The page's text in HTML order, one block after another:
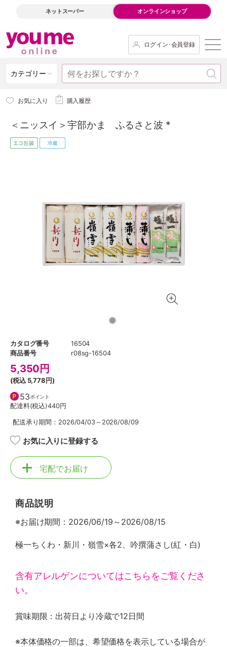
ネットスーパー オンラインショップ
ログイン･会員登録
カテゴリー
お気に入り 購入履歴
＜ニッスイ＞宇部かま ふるさと波 *
カタログ番号
16504
商品番号
r08sg-16504
5,350 円
(税込 5,778円)
53ポイント
配達料(税込)440円
配送承り期間：2026/04/03～2026/08/09
お気に入りに登録する
宅配でお届け
商品説明
※お届け期間：2026/06/19～2026/08/15
極一ちくわ・新川・嶺雪×各2、吟撰蒲さし(紅・白)
含有アレルゲンについてはこちらをご覧くださ
い。
賞味期限：出荷日より冷蔵で12日間
※本体価格の一部は、希望価格を表示している場合が